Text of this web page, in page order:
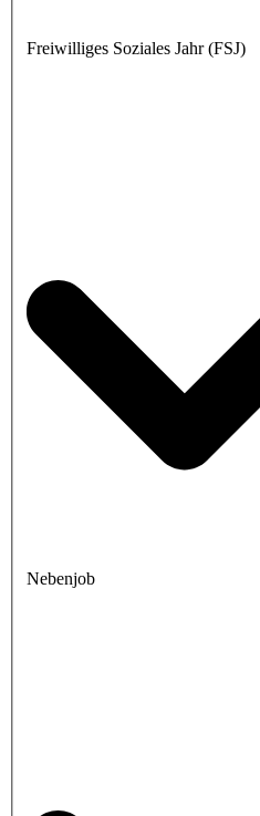
Freiwilliges Soziales Jahr (FSJ)
Nebenjob